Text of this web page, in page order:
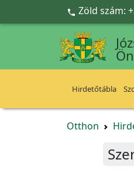
Ugrás a fő tartalomra
 Zöld szám:
Hirdetőtábla
Otthon